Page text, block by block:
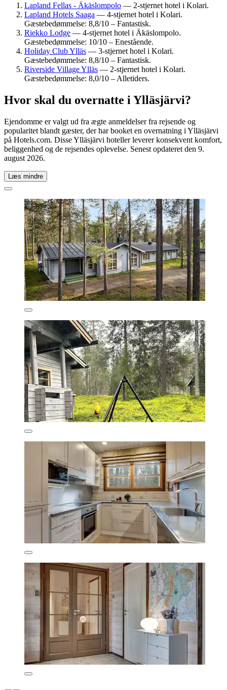
Lapland Fellas - Äkäslompolo — 2-stjernet hotel i Kolari.
Lapland Hotels Saaga — 4-stjernet hotel i Kolari.
Gæstebedømmelse: 8,8/10 – Fantastisk.
Riekko Lodge — 4-stjernet hotel i Äkäslompolo.
Gæstebedømmelse: 10/10 – Enestående.
Holiday Club Ylläs — 3-stjernet hotel i Kolari.
Gæstebedømmelse: 8,8/10 – Fantastisk.
Riverside Village Ylläs — 2-stjernet hotel i Kolari.
Gæstebedømmelse: 8,0/10 – Alletiders.
Hvor skal du overnatte i Ylläsjärvi?
Ejendomme er valgt ud fra ægte anmeldelser fra rejsende og
popularitet blandt gæster, der har booket en overnatning i Ylläsjärvi
på Hotels.com. Disse Ylläsjärvi hoteller leverer konsekvent komfort,
beliggenhed og de rejsendes oplevelse. Senest opdateret den 9.
august 2026.
Læs mindre